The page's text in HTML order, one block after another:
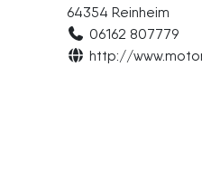
64354 Reinheim
06162 807779
http://